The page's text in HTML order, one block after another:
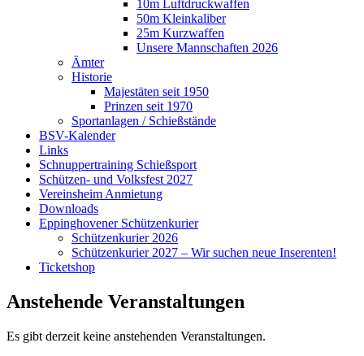
10m Luftdruckwaffen
50m Kleinkaliber
25m Kurzwaffen
Unsere Mannschaften 2026
Ämter
Historie
Majestäten seit 1950
Prinzen seit 1970
Sportanlagen / Schießstände
BSV-Kalender
Links
Schnuppertraining Schießsport
Schützen- und Volksfest 2027
Vereinsheim Anmietung
Downloads
Eppinghovener Schützenkurier
Schützenkurier 2026
Schützenkurier 2027 – Wir suchen neue Inserenten!
Ticketshop
Anstehende Veranstaltungen
Es gibt derzeit keine anstehenden Veranstaltungen.